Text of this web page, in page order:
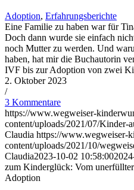
Adoption, Erfahrungsberichte
Eine Familie zu haben war für
Doch dann wurde sie einfach
noch Mutter zu werden. Und
haben, hat mir die Buchautorin
IVF bis zur Adoption von zwei
2. Oktober 2023
/
3 Kommentare
https://www.wegweiser-
content/uploads/2021/07/Kinder-
Claudia https://www.wegweiser-
content/uploads/2021/10/
Claudia2023-10-02 10:58:00
zum Kin­der­glück: Vom
Adop­ti­on